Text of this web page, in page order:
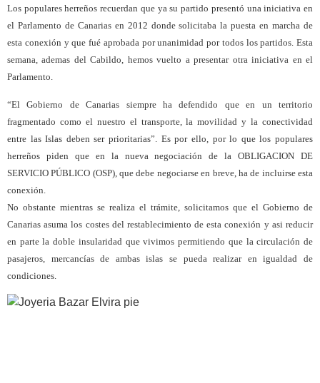
Los populares herreños recuerdan que ya su partido presentó una iniciativa en
el Parlamento de Canarias en 2012 donde solicitaba la puesta en marcha de
esta conexión y que fué aprobada por unanimidad por todos los partidos. Esta
semana, ademas del Cabildo, hemos vuelto a presentar otra iniciativa en el
Parlamento.
“El Gobierno de Canarias siempre ha defendido que en un territorio
fragmentado como el nuestro el transporte, la movilidad y la conectividad
entre las Islas deben ser prioritarias”. Es por ello, por lo que los populares
herreños piden que en la nueva negociación de la OBLIGACION DE
SERVICIO PÚBLICO (OSP), que debe negociarse en breve, ha de incluirse esta
conexión.
No obstante mientras se realiza el trámite, solicitamos que el Gobierno de
Canarias asuma los costes del restablecimiento de esta conexión y asi reducir
en parte la doble insularidad que vivimos permitiendo que la circulación de
pasajeros, mercancías de ambas islas se pueda realizar en igualdad de
condiciones.